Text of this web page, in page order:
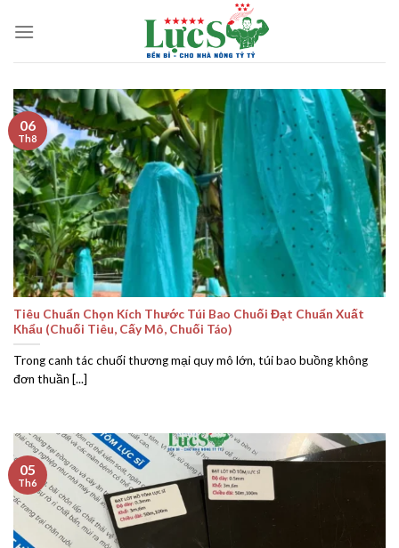
Tiêu Chuẩn Chọn Kích Thước Túi Bao Chuối Đạt Chuẩn Xuất
Khẩu (Chuối Tiêu, Cấy Mô, Chuối Táo)
Trong canh tác chuối thương mại quy mô lớn, túi bao buồng không
đơn thuần [...]
06
Th8
05
Th6